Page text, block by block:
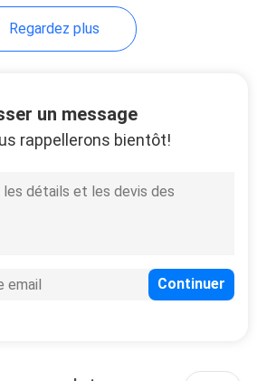
adhésif
Regardez plus
un message
rappellerons bientôt!